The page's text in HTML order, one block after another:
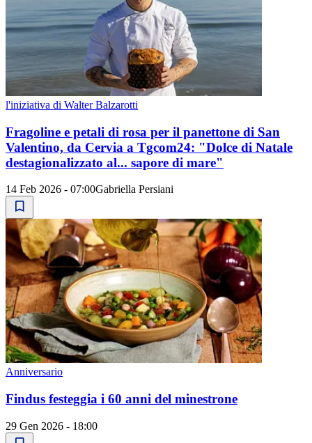
l'iniziativa di Walter Balzarotti
Fragoline e petali di rosa per il panettone di San
Valentino, da Cervia a Tgcom24: "Dolce di Natale
destagionalizzato al... sapore di mare"
14 Feb 2026 - 07:00Gabriella Persiani
Anniversario
Findus festeggia i 60 anni del minestrone
29 Gen 2026 - 18:00